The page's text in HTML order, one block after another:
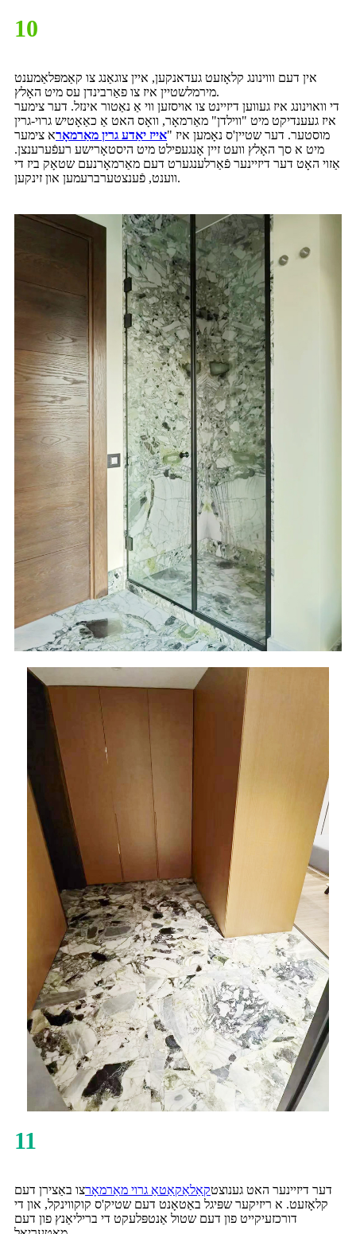
10
אין דעם וווינונג קלאָזעט געדאנקען, איין צוגאַנג צו קאַמפּלאַמענט
מירמלשטיין איז צו פאַרבינדן עס מיט האָלץ.
די וואוינונג איז געווען דיזיינט צו אויסזען ווי אַ נאַטור אינזל. דער צימער
איז געענדיקט מיט "ווילדן" מאַרמאָר, וואָס האט אַ כאַאָטיש גרוי-גרין
מוסטער. דער שטיין'ס נאָמען איז "אייז יאַדע גרין מאַרמאָרא צימער
מיט א סך האָלץ וועט זיין אָנגעפילט מיט היסטאָרישע רעפֿערענצן.
אַזוי האָט דער דיזיינער פֿאַרלענגערט דעם מאַרמאָרנעם שטאָק ביז די
ווענט, פֿענצטערברעמען און זינקען.
11
דער דיזיינער האט גענוצטקאַלאַקאַטאַ גרוי מאַרמאָרצו באַצירן דעם
קלאָזעט. א ריזיקער שפּיגל באַטאָנט דעם שטיק'ס קוקווינקל, און די
דורכזעיקייט פון דעם שטול אַנטפּלעקט די בריליאַנץ פון דעם